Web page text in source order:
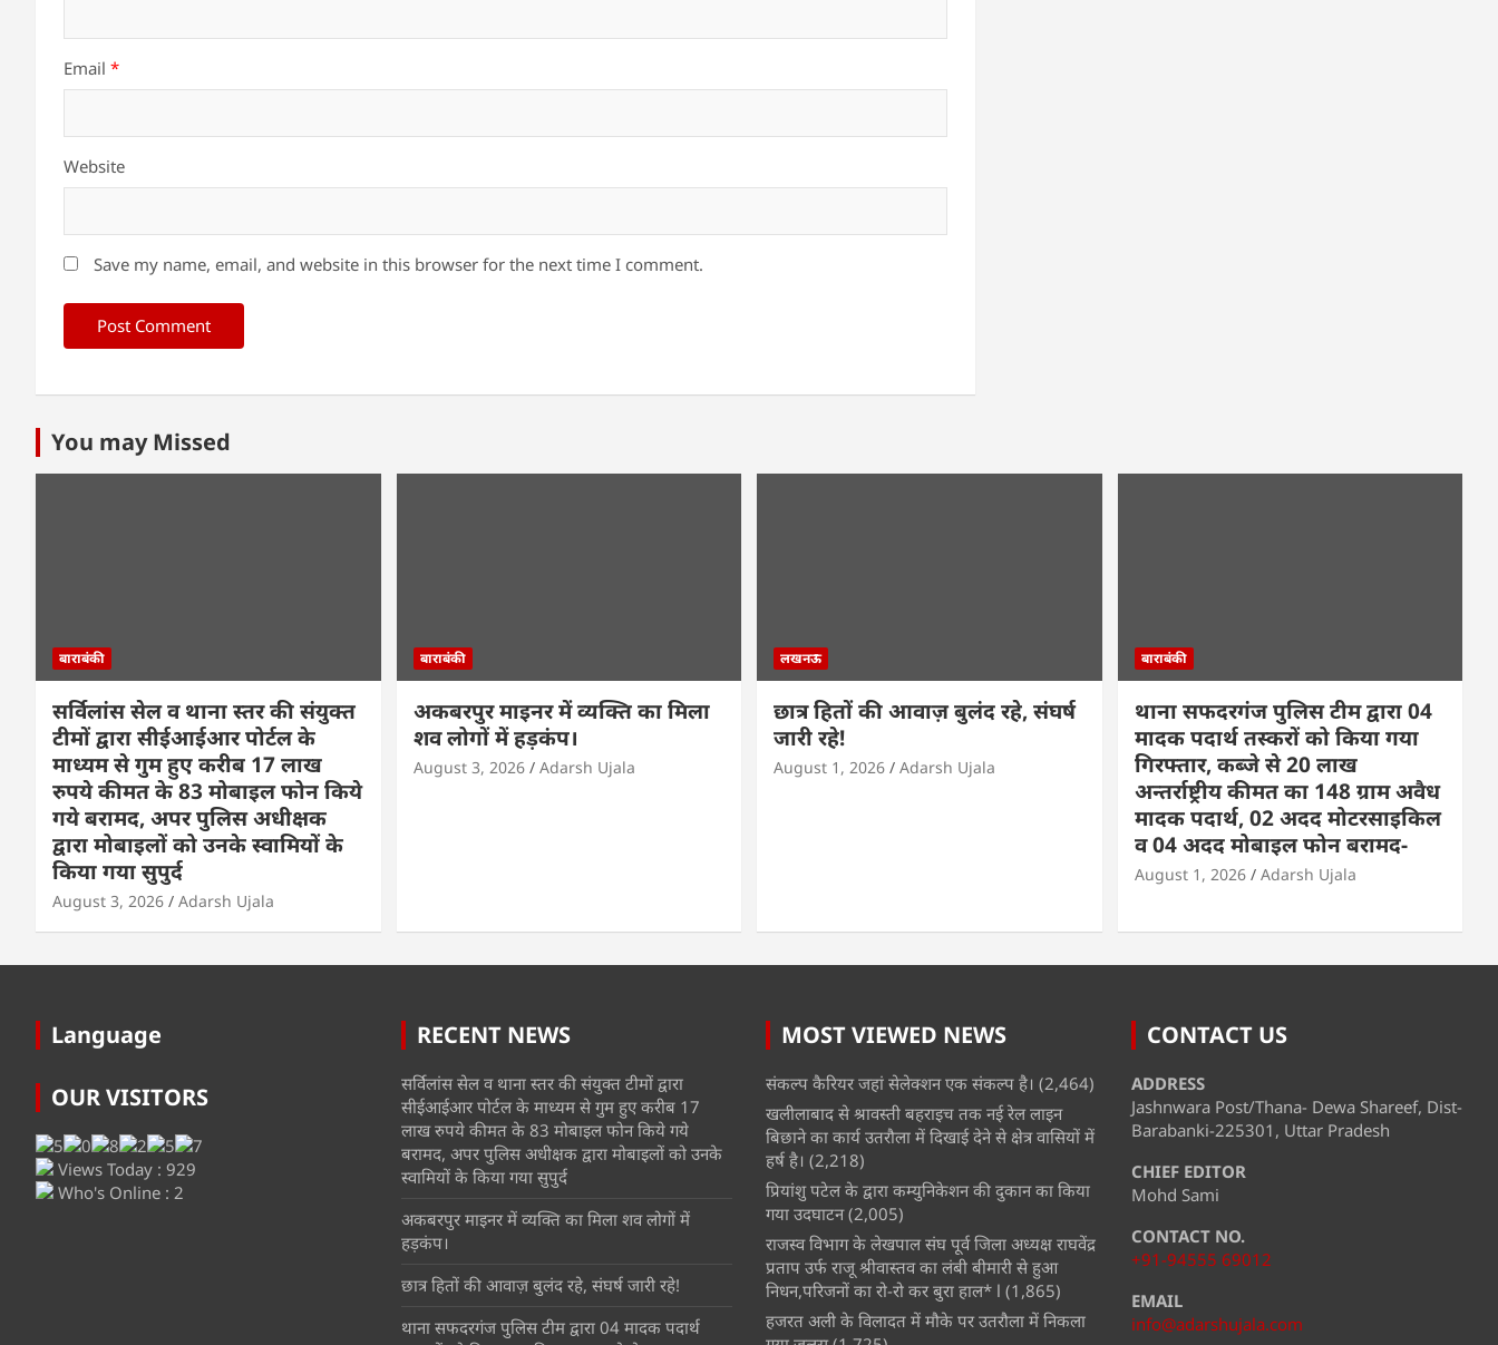
Email *
Website
Save my name, email, and website in this browser for the next time I comment.
You may Missed
बाराबंकी
सर्विलांस सेल व थाना स्तर की संयुक्त
टीमों द्वारा सीईआईआर पोर्टल के
माध्यम से गुम हुए करीब 17 लाख
रुपये कीमत के 83 मोबाइल फोन किये
गये बरामद, अपर पुलिस अधीक्षक
द्वारा मोबाइलों को उनके स्वामियों के
किया गया सुपुर्द
August 3, 2026 Adarsh Ujala
बाराबंकी
अकबरपुर माइनर में व्यक्ति का मिला
शव लोगों में हड़कंप।
August 3, 2026 Adarsh Ujala
लखनऊ
छात्र हितों की आवाज़ बुलंद रहे, संघर्ष
जारी रहे!
August 1, 2026 Adarsh Ujala
बाराबंकी
थाना सफदरगंज पुलिस टीम द्वारा 04
मादक पदार्थ तस्करों को किया गया
गिरफ्तार, कब्जे से 20 लाख
अन्तर्राष्ट्रीय कीमत का 148 ग्राम अवैध
मादक पदार्थ, 02 अदद मोटरसाइकिल
व 04 अदद मोबाइल फोन बरामद-
August 1, 2026 Adarsh Ujala
Language
OUR VISITORS
Views Today : 929
Who's Online : 2
RECENT NEWS
सर्विलांस सेल व थाना स्तर की संयुक्त टीमों द्वारा
सीईआईआर पोर्टल के माध्यम से गुम हुए करीब 17
लाख रुपये कीमत के 83 मोबाइल फोन किये गये
बरामद, अपर पुलिस अधीक्षक द्वारा मोबाइलों को उनके
स्वामियों के किया गया सुपुर्द
अकबरपुर माइनर में व्यक्ति का मिला शव लोगों में
हड़कंप।
छात्र हितों की आवाज़ बुलंद रहे, संघर्ष जारी रहे!
थाना सफदरगंज पुलिस टीम द्वारा 04 मादक पदार्थ
MOST VIEWED NEWS
संकल्प कैरियर जहां सेलेक्शन एक संकल्प है। (2,464)
खलीलाबाद से श्रावस्ती बहराइच तक नई रेल लाइन
बिछाने का कार्य उतरौला में दिखाई देने से क्षेत्र वासियों में
हर्ष है। (2,218)
प्रियांशु पटेल के द्वारा कम्युनिकेशन की दुकान का किया
गया उदघाटन (2,005)
राजस्व विभाग के लेखपाल संघ पूर्व जिला अध्यक्ष राघवेंद्र
प्रताप उर्फ राजू श्रीवास्तव का लंबी बीमारी से हुआ
निधन,परिजनों का रो-रो कर बुरा हाल* l (1,865)
हजरत अली के विलादत में मौके पर उतरौला में निकला
CONTACT US
ADDRESS
Jashnwara Post/Thana- Dewa Shareef, Dist-
Barabanki-225301, Uttar Pradesh
CHIEF EDITOR
Mohd Sami
CONTACT NO.
+91-94555 69012
EMAIL
info@adarshujala.com